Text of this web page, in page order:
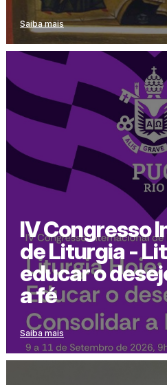
Saiba mais
IV Congresso
de Liturgia -
educar o
a fé
Saiba mais